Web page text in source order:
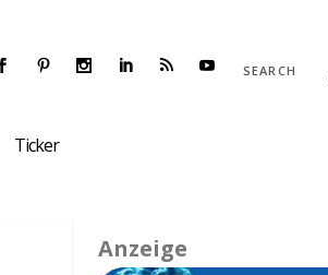
Ticker
Anzeige